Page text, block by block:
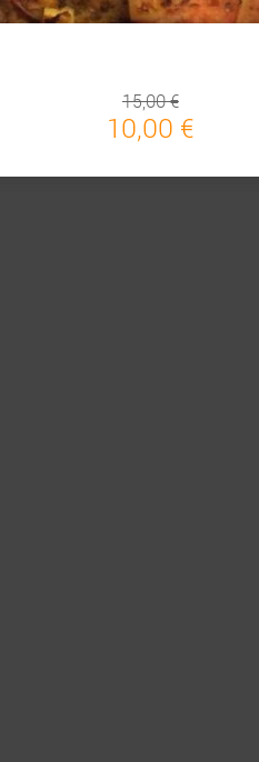
15,00 €
10,00 €